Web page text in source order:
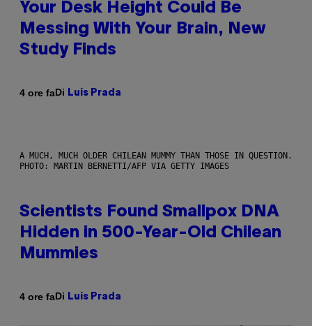
Your Desk Height Could Be
Messing With Your Brain, New
Study Finds
4 ore faDi Luis Prada
A MUCH, MUCH OLDER CHILEAN MUMMY THAN THOSE IN QUESTION.
PHOTO: MARTIN BERNETTI/AFP VIA GETTY IMAGES
Scientists Found Smallpox DNA
Hidden in 500-Year-Old Chilean
Mummies
4 ore faDi Luis Prada